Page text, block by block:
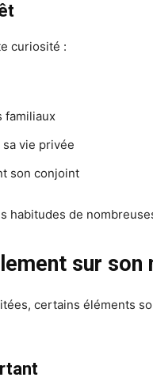
curiosité :
familiaux
vie privée
son conjoint
habitudes de
sur son
certains éléments